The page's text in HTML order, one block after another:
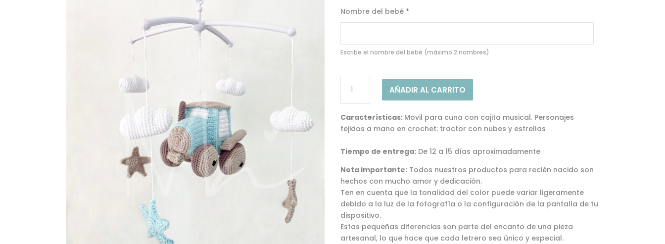
Nombre del bebé *
Escribe el nombre del bebé (máximo 2 nombres)
CON
TRACTOR
cantidad
AÑADIR AL CARRITO
Características: Movil para cuna con cajita musical. Personajes
tejidos a mano en crochet: tractor con nubes y estrellas
Tiempo de entrega: De 12 a 15 días aproximadamente
Nota importante: Todos nuestros productos para recién nacido son
hechos con mucho amor y dedicación.
Ten en cuenta que la tonalidad del color puede variar ligeramente
debido a la luz de la fotografía o la configuración de la pantalla de tu
dispositivo.
Estas pequeñas diferencias son parte del encanto de una pieza
artesanal, lo que hace que cada letrero sea único y especial.